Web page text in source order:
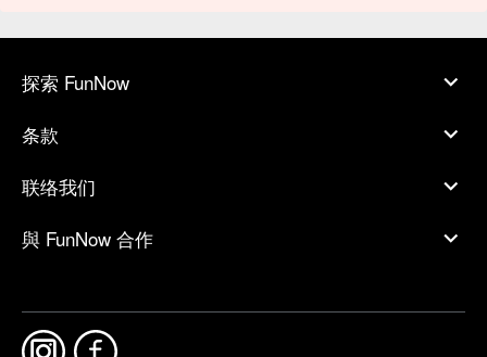
探索 FunNow
条款
联络我们
與 FunNow 合作